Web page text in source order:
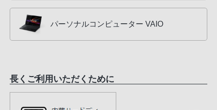
パーソナルコンピューター VAIO
長くご利用いただくために